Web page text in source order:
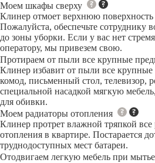
Моем шкафы сверху
Клинер отмоет верхнюю
Пожалуйста, обеспечьте сотруднику
до зоны уборки. Если у вас нет
оператору, мы привезем свою.
Протираем от пыли все крупные
Клинер избавит от пыли все крупные
комод, письменный стол, телевизор,
специальной насадкой мягкую
для обивки.
Моем радиаторы отопления
Клинер протрет влажной тряпкой
отопления в квартире. Постарается
труднодоступных мест батареи.
Отодвигаем легкую мебель при